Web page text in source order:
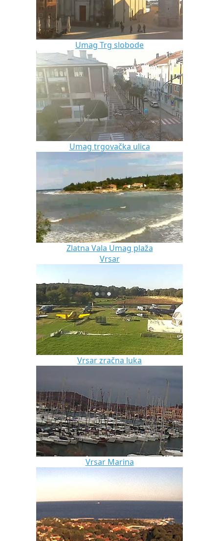
Umag Trg slobode
Umag trgovačka ulica
Zlatna Vala Umag plaža
Vrsar
Vrsar zračna luka
Vrsar Marina